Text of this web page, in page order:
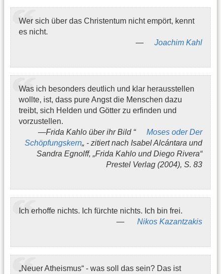
Wer sich über das Christentum nicht empört, kennt
es nicht.
Joachim Kahl
Was ich besonders deutlich und klar herausstellen
wollte, ist, dass pure Angst die Menschen dazu
treibt, sich Helden und Götter zu erfinden und
vorzustellen.
Frida Kahlo über ihr Bild “
Moses oder Der
Schöpfungskern„ - zitiert nach Isabel Alcántara und
Sandra Egnolff, „Frida Kahlo und Diego Rivera“
Prestel Verlag (2004), S. 83
Ich erhoffe nichts. Ich fürchte nichts. Ich bin frei.
Nikos Kazantzakis
„Neuer Atheismus“ - was soll das sein? Das ist